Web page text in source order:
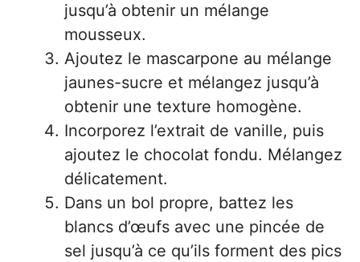
jusqu’à obtenir un mélange
mousseux.
Ajoutez le mascarpone au mélange
jaunes-sucre et mélangez jusqu’à
obtenir une texture homogène.
Incorporez l’extrait de vanille, puis
ajoutez le chocolat fondu. Mélangez
délicatement.
Dans un bol propre, battez les
blancs d’œufs avec une pincée de
sel jusqu’à ce qu’ils forment des pics